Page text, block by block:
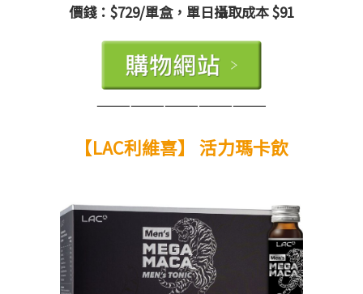
價錢：$729/單盒，單日攝取成本 $91
———————————————
【LAC利維喜】 活力瑪卡飲